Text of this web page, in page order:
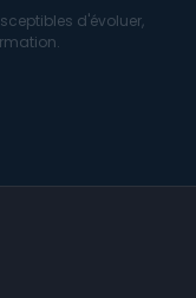
d'évoluer,